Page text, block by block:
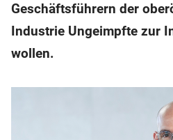
Geschäftsführern der
Industrie Ungeimpfte zur
wollen.